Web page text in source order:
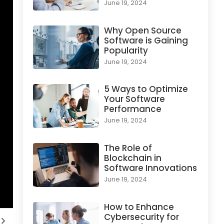
June 19, 2024
Why Open Source
Software is Gaining
Popularity
June 19, 2024
5 Ways to Optimize
Your Software
Performance
June 19, 2024
The Role of
Blockchain in
Software Innovations
June 19, 2024
How to Enhance
Cybersecurity for